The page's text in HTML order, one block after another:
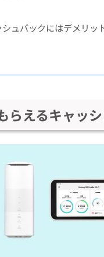
ュバックにはデメリッ
らえるキャッ